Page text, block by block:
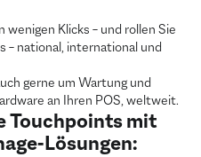
wenigen Klicks – und rollen Sie
– national, international und
gerne um Wartung und
an Ihren POS, weltweit.
Touchpoints mit
Lösungen: